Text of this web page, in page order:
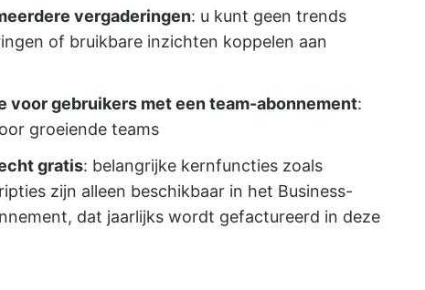
vergaderingen: u kunt geen trends
of bruikbare inzichten koppelen aan
voor gebruikers met een team-abonnement:
groeiende teams
gratis: belangrijke kernfuncties zoals
zijn alleen beschikbaar in het Business-
dat jaarlijks wordt gefactureerd in deze